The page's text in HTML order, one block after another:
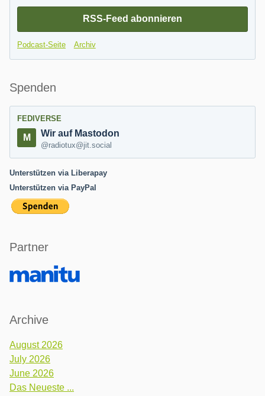
RSS-Feed abonnieren
Podcast-Seite Archiv
Spenden
FEDIVERSE
Wir auf Mastodon
@radiotux@jit.social
Unterstützen via Liberapay
Unterstützen via PayPal
Partner
Archive
August 2026
July 2026
June 2026
Das Neueste ...